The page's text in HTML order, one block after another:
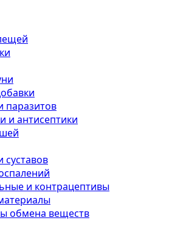
паразитов
и антисептики
суставов
и контрацептивы
обмена веществ